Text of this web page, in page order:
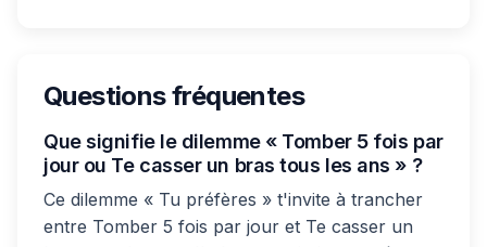
Questions fréquentes
Que signifie le dilemme « Tomber 5 fois par
jour ou Te casser un bras tous les ans » ?
Ce dilemme « Tu préfères » t'invite à trancher
entre Tomber 5 fois par jour et Te casser un